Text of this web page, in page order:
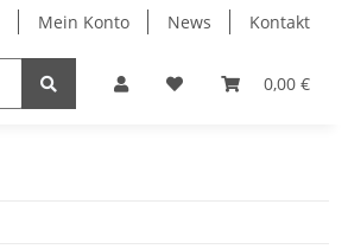
Mein Konto News Kontakt
0,00 €